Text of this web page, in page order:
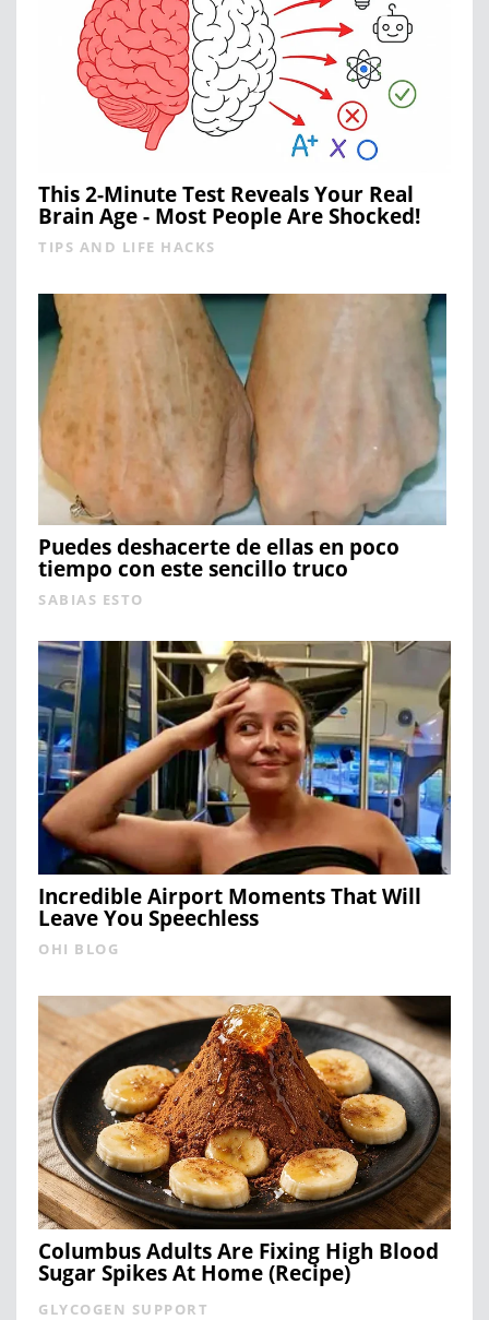
This 2-Minute Test Reveals Your Real
Brain Age - Most People Are Shocked!
TIPS AND LIFE HACKS
Puedes deshacerte de ellas en poco
tiempo con este sencillo truco
SABIAS ESTO
Incredible Airport Moments That Will
Leave You Speechless
OHI BLOG
Columbus Adults Are Fixing High Blood
Sugar Spikes At Home (Recipe)
GLYCOGEN SUPPORT